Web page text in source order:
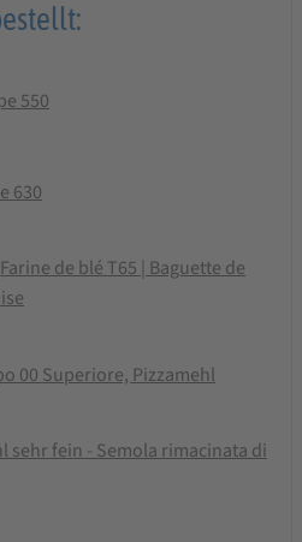
550
630
de blé T65 | Baguette de
00 Superiore, Pizzamehl
sehr fein - Semola rimacinata di